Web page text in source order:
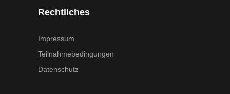
Rechtliches
Impressum
Teilnahmebedingungen
Datenschutz